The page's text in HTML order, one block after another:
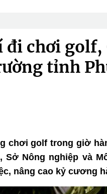
chơi golf,
tỉnh
chơi golf trong giờ
Nông nghiệp và
nâng cao kỷ cương